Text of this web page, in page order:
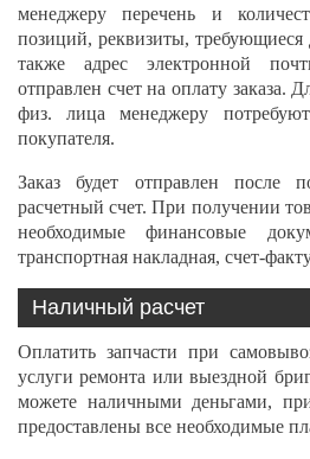
менеджеру перечень и
позиций, реквизиты, требующиеся
также адрес электронной
отправлен счет на оплату заказа.
физ. лица менеджеру
покупателя.
Заказ будет отправлен после
расчетный счет. При получении
необходимые финансовые
транспортная накладная, счет-
Наличный расчет
Оплатить запчасти при
услуги ремонта или выездной
можете наличными деньгами,
предоставлены все необходимые